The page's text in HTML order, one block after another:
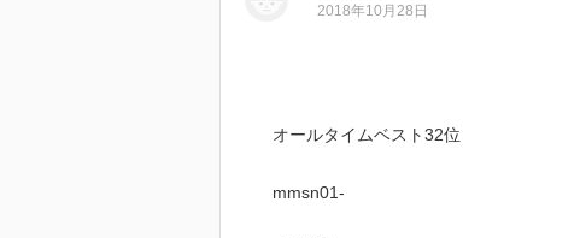
2018年10月28日
オールタイムベスト32位
mmsn01-